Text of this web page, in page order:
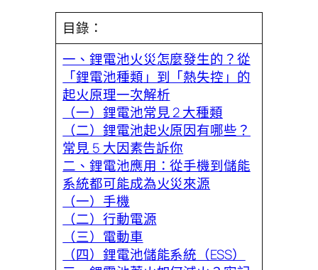
目錄：
一、鋰電池火災怎麼發生的？從
「鋰電池種類」到「熱失控」的
起火原理一次解析
（一）鋰電池常見 2 大種類
（二）鋰電池起火原因有哪些？
常見 5 大因素告訴你
二、鋰電池應用：從手機到儲能
系統都可能成為火災來源
（一）手機
（二）行動電源
（三）電動車
（四）鋰電池儲能系統（ESS）